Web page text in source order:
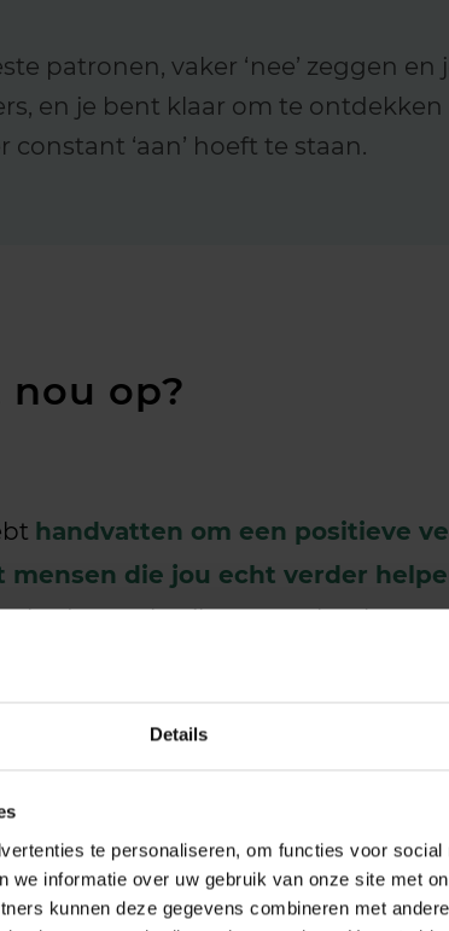
Details
te personaliseren, om functies voor social
we informatie over uw gebruik van onze site met
kunnen deze gegevens combineren met
patronen, vaker ‘nee’ zeggen en
en je bent klaar om te ontdekken
‘aan’ hoeft te staan.
op?
handvatten om een positieve
mensen die jou echt verder
daar gebruik van om het beste
en wat juist niet
, en kunt daar je
helder, en maakt daar
geleefd. Jij neemt de regie